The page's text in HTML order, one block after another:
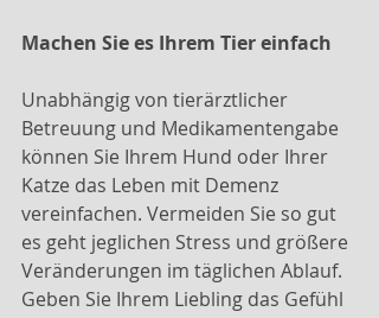
Machen Sie es Ihrem Tier einfach
Unabhängig von tierärztlicher
Betreuung und Medikamentengabe
können Sie Ihrem Hund oder Ihrer
Katze das Leben mit Demenz
vereinfachen. Vermeiden Sie so gut
es geht jeglichen Stress und größere
Veränderungen im täglichen Ablauf.
Geben Sie Ihrem Liebling das Gefühl